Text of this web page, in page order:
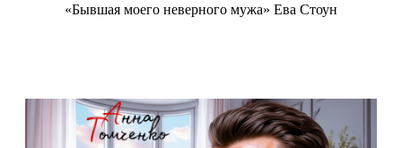
«Бывшая моего неверного мужа» Ева Стоун